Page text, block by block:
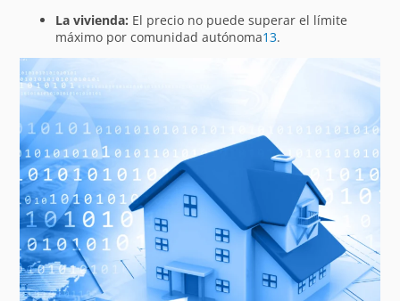
La vivienda: El precio no puede superar el límite
máximo por comunidad autónoma13.